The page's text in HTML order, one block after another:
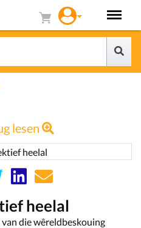
lesen
heelal
die wêreldbeskouing